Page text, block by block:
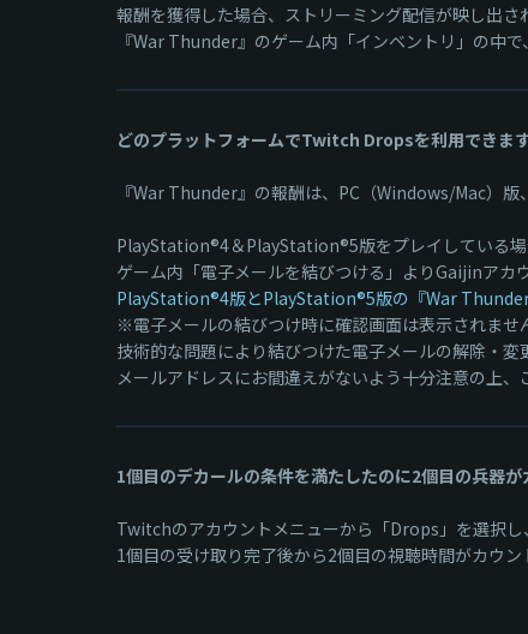
報酬を獲得した場合、ストリーミング配信が映し出
『War Thunder』のゲーム内「インベントリ」の中で
どのプラットフォームでTwitch Dropsを利用できま
『War Thunder』の報酬は、PC（Windows/Mac）
PlayStation®4＆PlayStation®5版をプレイしている
ゲーム内「電子メールを結びつける」よりGaijinアカ
PlayStation®4版とPlayStation®5版の『War
※電子メールの結びつけ時に確認画面は表示されませ
技術的な問題により結びつけた電子メールの解除・変
メールアドレスにお間違えがないよう十分注意の上、
1個目のデカールの条件を満たしたのに2個目の兵器が
Twitchのアカウントメニューから「Drops」を選択
1個目の受け取り完了後から2個目の視聴時間がカウン